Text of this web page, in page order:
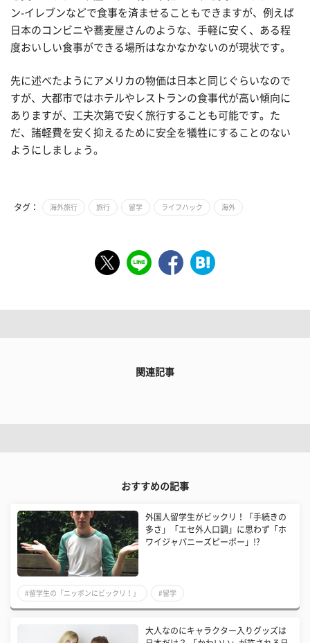
ン-イレブンなどで食事を済ませることもできますが、例えば
日本のコンビニや蕎麦屋さんのような、手軽に安く、ある程
度おいしい食事ができる場所はなかなかないのが現状です。
先に述べたようにアメリカの物価は日本と同じぐらいなので
すが、大都市ではホテルやレストランの食事代が高い傾向に
ありますが、工夫次第で安く旅行することも可能です。た
だ、諸軽費を安く抑えるために安全を犠牲にすることのない
ようにしましょう。
タグ： 海外旅行 旅行 留学 ライフハック 海外
関連記事
おすすめの記事
外国人留学生がビックリ！「手続きの
多さ」「エセ外人口調」に思わず「ホ
ワイジャパニーズピーポー」!?
#留学生の「ニッポンにビックリ！」 #留学
大人なのにキャラクター入りグッズは